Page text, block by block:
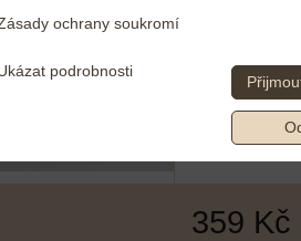
359 Kč
ochrany soukromí
podrobnosti